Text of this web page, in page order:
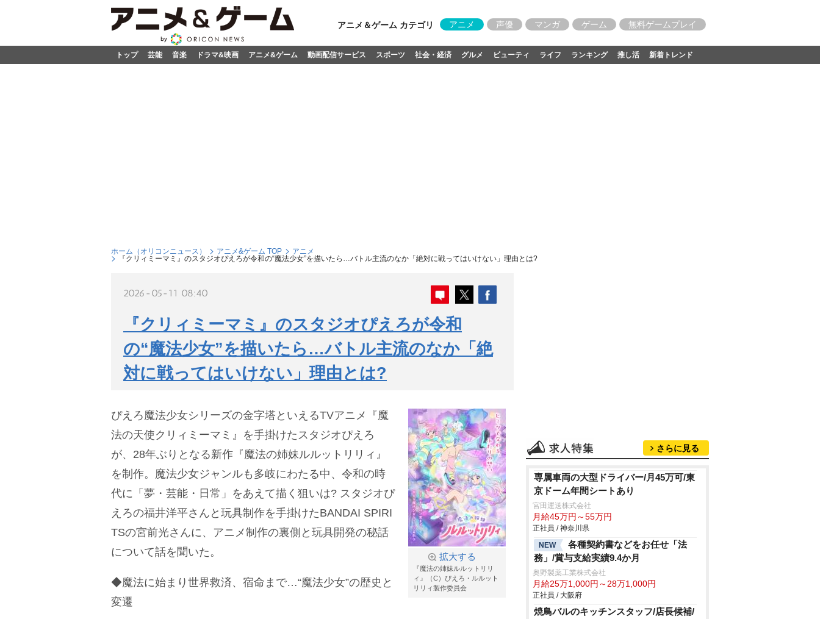
アニメ＆ゲーム カテゴリ アニメ 声優 マンガ ゲーム 無料ゲームプレイ
トップ 芸能 音楽 ドラマ&映画 アニメ&ゲーム 動画配信サービス スポーツ 社会・経済 グルメ ビューティ ライフ ランキング 推し活 新着トレンド
ホーム（オリコンニュース） アニメ&ゲーム TOP
アニメ
『クリィミーマミ』のスタジオぴえろが令和の“魔法少女”を描いたら…バトル主流のなか「絶対に戦ってはいけない」理由とは?
2026-05-11 08:40
『クリィミーマミ』のスタジオぴえろが令和
の“魔法少女”を描いたら…バトル主流のなか「絶
対に戦ってはいけない」理由とは?
拡大する
『魔法の姉妹ルルットリリ
ィ』（C）ぴえろ・ルルット
リリィ製作委員会
ぴえろ魔法少女シリーズの金字塔といえるTVアニメ『魔
法の天使クリィミーマミ』を手掛けたスタジオぴえろ
が、28年ぶりとなる新作『魔法の姉妹ルルットリリィ』
を制作。魔法少女ジャンルも多岐にわたる中、令和の時
代に「夢・芸能・日常」をあえて描く狙いは? スタジオぴ
えろの福井洋平さんと玩具制作を手掛けたBANDAI SPIRI
TSの宮前光さんに、アニメ制作の裏側と玩具開発の秘話
について話を聞いた。
◆魔法に始まり世界救済、宿命まで…“魔法少女”の歴史と
変遷
さらに見る
専属車両の大型ドライバー/月45万可/東
京ドーム年間シートあり
宮田運送株式会社
月給45万円～55万円
正社員 / 神奈川県
NEW
各種契約書などをお任せ「法
務」/賞与支給実績9.4か月
奥野製薬工業株式会社
月給25万1,000円～28万1,000円
正社員 / 大阪府
焼鳥バルのキッチンスタッフ/店長候補/